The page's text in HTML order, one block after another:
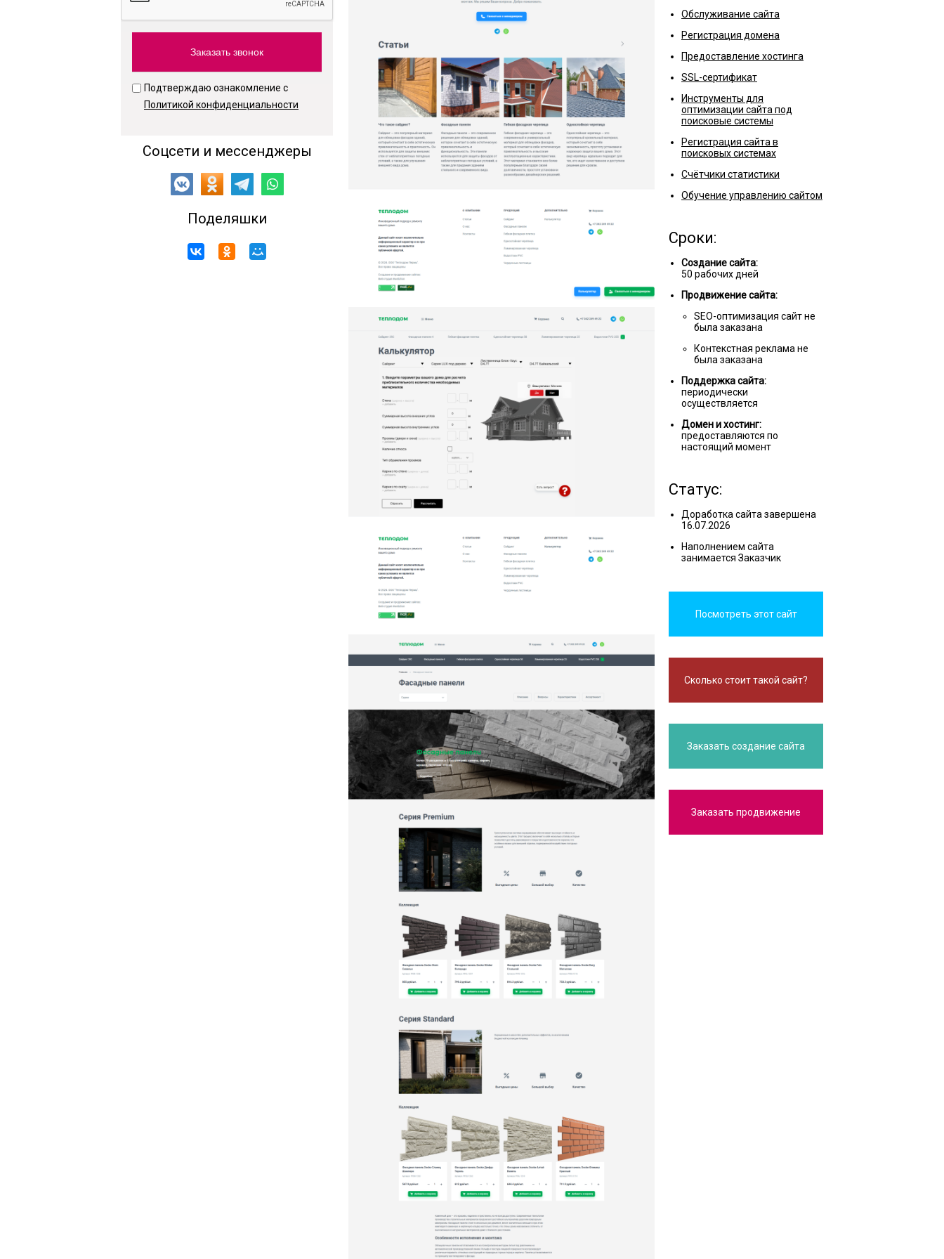
Подтверждаю ознакомление с
Политикой конфиденциальности
Соцсети и мессенджеры
Поделяшки
Обслуживание сайта
Регистрация домена
Предоставление хостинга
SSL-сертификат
Инструменты для
оптимизации сайта под
поисковые системы
Регистрация сайта в
поисковых системах
Счётчики статистики
Обучение управлению сайтом
Сроки:
Создание сайта:
50 рабочих дней
Продвижение сайта:
SEO-оптимизация сайт не
была заказана
Контекстная реклама не
была заказана
Поддержка сайта:
периодически
осуществляется
Домен и хостинг:
предоставляются по
настоящий момент
Статус:
Доработка сайта завершена
16.07.2026
Наполнением сайта
занимается Заказчик
Посмотреть этот сайт
Сколько стоит такой сайт?
Заказать создание сайта
Заказать продвижение